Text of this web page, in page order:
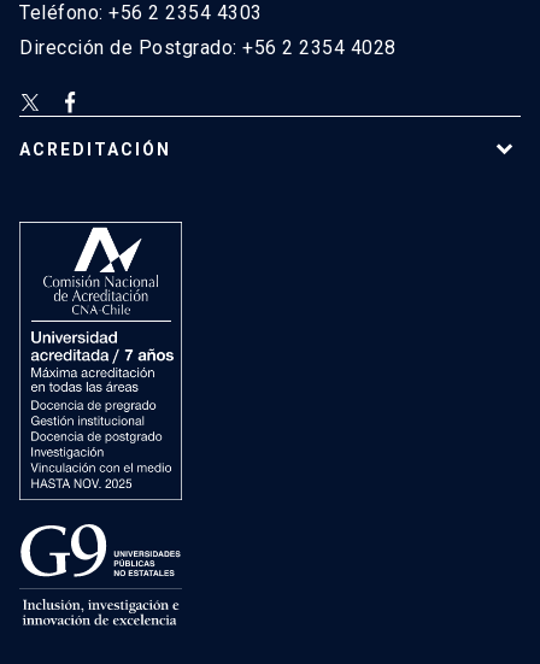
Teléfono: +56 2 2354 4303
Dirección de Postgrado: +56 2 2354 4028
ACREDITACIÓN